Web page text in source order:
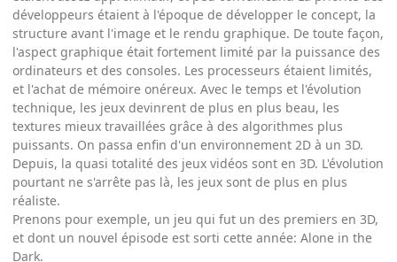
développeurs étaient à l'époque de développer le concept, la
structure avant l'image et le rendu graphique. De toute façon,
l'aspect graphique était fortement limité par la puissance des
ordinateurs et des consoles. Les processeurs étaient limités,
et l'achat de mémoire onéreux. Avec le temps et l'évolution
technique, les jeux devinrent de plus en plus beau, les
textures mieux travaillées grâce à des algorithmes plus
puissants. On passa enfin d'un environnement 2D à un 3D.
Depuis, la quasi totalité des jeux vidéos sont en 3D. L'évolution
pourtant ne s'arrête pas là, les jeux sont de plus en plus
réaliste.
Prenons pour exemple, un jeu qui fut un des premiers en 3D,
et dont un nouvel épisode est sorti cette année: Alone in the
Dark.